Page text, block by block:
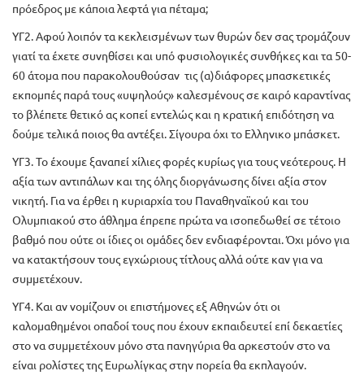
πρόεδρος με κάποια λεφτά για πέταμα;
ΥΓ2. Αφού λοιπόν τα κεκλεισμένων των θυρών δεν σας τρομάζουν
γιατί τα έχετε συνηθίσει και υπό φυσιολογικές συνθήκες και τα 50-
60 άτομα που παρακολουθούσαν τις (α)διάφορες μπασκετικές
εκπομπές παρά τους «υψηλούς» καλεσμένους σε καιρό καραντίνας
το βλέπετε θετικό ας κοπεί εντελώς και η κρατική επιδότηση να
δούμε τελικά ποιος θα αντέξει. Σίγουρα όχι το Ελληνικο μπάσκετ.
ΥΓ3. Το έχουμε ξαναπεί χίλιες φορές κυρίως για τους νεότερους. Η
αξία των αντιπάλων και της όλης διοργάνωσης δίνει αξία στον
νικητή. Για να έρθει η κυριαρχία του Παναθηναϊκού και του
Ολυμπιακού στο άθλημα έπρεπε πρώτα να ισοπεδωθεί σε τέτοιο
βαθμό που ούτε οι ίδιες οι ομάδες δεν ενδιαφέρονται. Όχι μόνο για
να κατακτήσουν τους εγχώριους τίτλους αλλά ούτε καν για να
συμμετέχουν.
ΥΓ4. Και αν νομίζουν οι επιστήμονες εξ Αθηνών ότι οι
καλομαθημένοι οπαδοί τους που έχουν εκπαιδευτεί επί δεκαετίες
στο να συμμετέχουν μόνο στα πανηγύρια θα αρκεστούν στο να
είναι ρολίστες της Ευρωλίγκας στην πορεία θα εκπλαγούν.